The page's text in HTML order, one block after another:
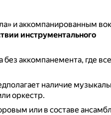
и аккомпанированным
инструментального
аккомпанемента, где
наличие
оркестр.
или в составе